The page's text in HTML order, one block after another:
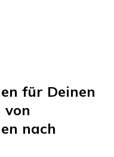
für Deinen
von
nach